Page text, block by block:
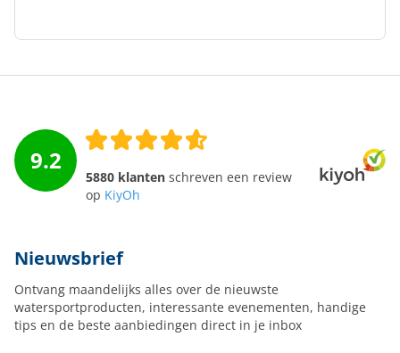
9.2
5880 klanten schreven een review
op KiyOh
Nieuwsbrief
Ontvang maandelijks alles over de nieuwste
watersportproducten, interessante evenementen, handige
tips en de beste aanbiedingen direct in je inbox